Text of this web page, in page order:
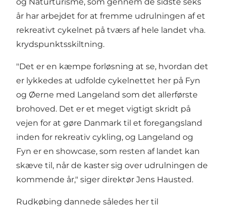
og Naturturisme, som gennem de sidste seks
år har arbejdet for at fremme udrulningen af et
rekreativt cykelnet på tværs af hele landet vha.
krydspunktsskiltning.
"Det er en kæmpe forløsning at se, hvordan det
er lykkedes at udfolde cykelnettet her på Fyn
og Øerne med Langeland som det allerførste
brohoved. Det er et meget vigtigt skridt på
vejen for at gøre Danmark til et foregangsland
inden for rekreativ cykling, og Langeland og
Fyn er en showcase, som resten af landet kan
skæve til, når de kaster sig over udrulningen de
kommende år," siger direktør Jens Hausted.
Rudkøbing dannede således her til